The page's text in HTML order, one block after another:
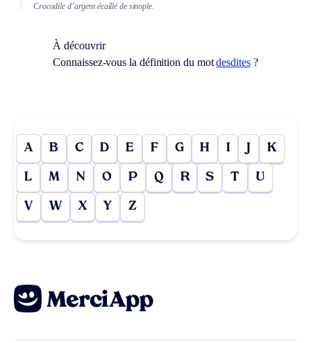
Crocodile d’argent écaillé de sinople.
À découvrir
Connaissez-vous la définition du motdesdites?
A B C D E F G H I J K
L M N O P Q R S T U
V W X Y Z